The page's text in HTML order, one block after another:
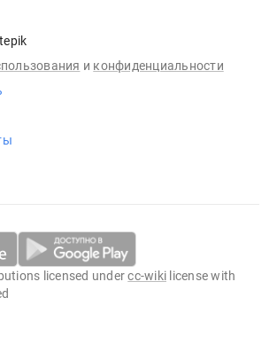
и конфиденциальности
licensed undercc-wiki license with